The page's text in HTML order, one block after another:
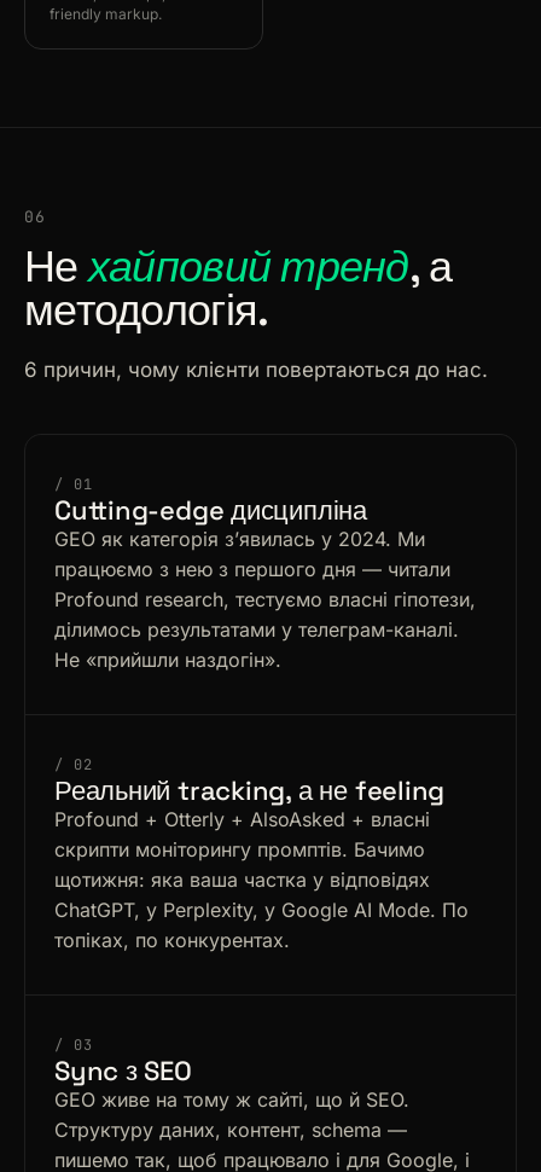
friendly markup.
06
Нехайповий тренд, а
методологія.
6 причин, чому клієнти повертаються до нас.
/ 01
Cutting-edge дисципліна
GEO як категорія зʼявилась у 2024. Ми
працюємо з нею з першого дня — читали
Profound research, тестуємо власні гіпотези,
ділимось результатами у телеграм-каналі.
Не «прийшли наздогін».
/ 02
Реальний tracking, а не feeling
Profound + Otterly + AlsoAsked + власні
скрипти моніторингу промптів. Бачимо
щотижня: яка ваша частка у відповідях
ChatGPT, у Perplexity, у Google AI Mode. По
топіках, по конкурентах.
/ 03
Sync з SEO
GEO живе на тому ж сайті, що й SEO.
Структуру даних, контент, schema —
пишемо так, щоб працювало і для Google, і